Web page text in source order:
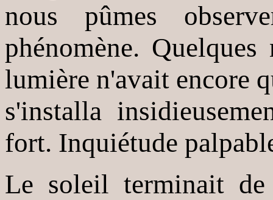
nous pûmes
phénomène.
lumière n'avait encore
s'installa
fort. Inquiétude
Le soleil terminait de